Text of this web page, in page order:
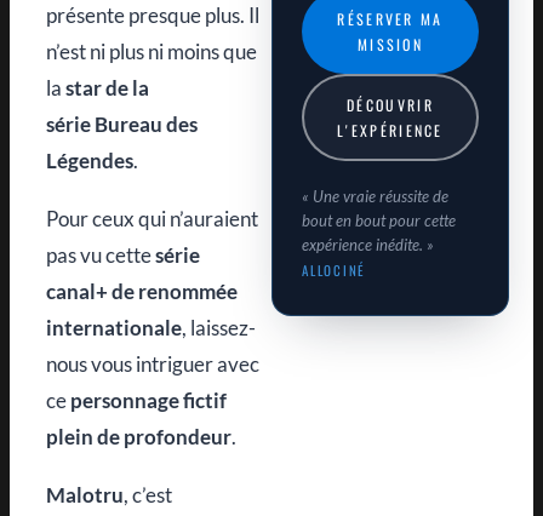
présente presque plus. Il
n’est ni plus ni moins que
lastar de la
sérieBureau des
Légendes.
Pour ceux qui n’auraient
pas vu cettesérie
canal+ de renommée
internationale, laissez-
nous vous intriguer avec
cepersonnage fictif
plein de profondeur.
Malotru, c’est
RÉSERVER MA
MISSION
DÉCOUVRIR
L'EXPÉRIENCE
« Une vraie réussite de
bout en bout pour cette
expérience inédite. »
ALLOCINÉ